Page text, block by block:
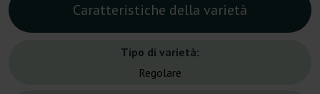
Caratteristiche della varietà
Tipo di varietà:
Regolare